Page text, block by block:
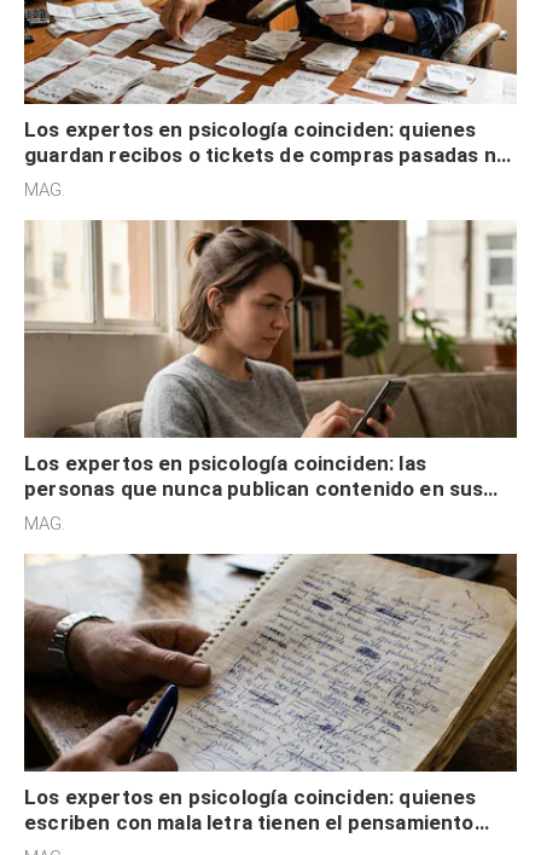
Los expertos en psicología coinciden: quienes
guardan recibos o tickets de compras pasadas no
son acumuladores, sino que tienen necesidad de
MAG.
Los expertos en psicología coinciden: las
personas que nunca publican contenido en sus
redes sociales no pretenden buscar validación
MAG.
Los expertos en psicología coinciden: quienes
escriben con mala letra tienen el pensamiento
acelerado y no lo hacen por desinterés